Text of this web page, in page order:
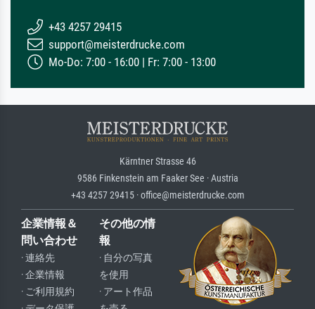
+43 4257 29415
support@meisterdrucke.com
Mo-Do: 7:00 - 16:00 | Fr: 7:00 - 13:00
Kärntner Strasse 46
9586 Finkenstein am Faaker See · Austria
+43 4257 29415 · office@meisterdrucke.com
企業情報＆
問い合わせ
· 連絡先
· 企業情報
· ご利用規約
その他の情
報
· 自分の写真
を使用
· アート作品